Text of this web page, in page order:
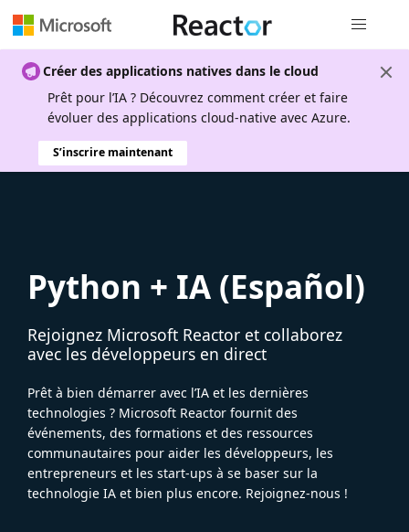
Créer des applications natives dans le cloud
Prêt pour l’IA ? Découvrez comment créer et faire
évoluer des applications cloud-native avec Azure.
S’inscrire maintenant
Python + IA (Español)
Rejoignez Microsoft Reactor et collaborez
avec les développeurs en direct
Prêt à bien démarrer avec l’IA et les dernières
technologies ? Microsoft Reactor fournit des
événements, des formations et des ressources
communautaires pour aider les développeurs, les
entrepreneurs et les start-ups à se baser sur la
technologie IA et bien plus encore. Rejoignez-nous !